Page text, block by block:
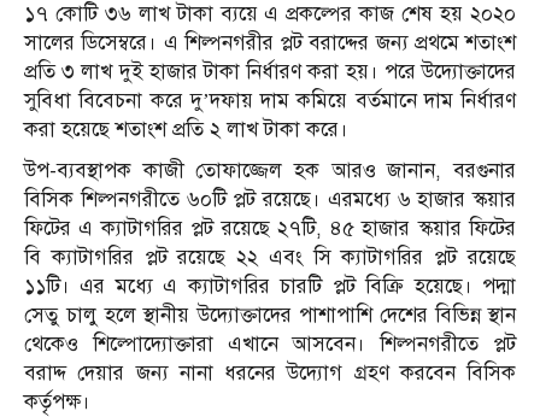
১৭ কোটি ৩৬ লাখ টাকা ব্যয়ে এ প্রকল্পের কাজ শেষ হয় ২০২০
সালের ডিসেম্বরে। এ শিল্পনগরীর প্লট বরাদ্দের জন্য প্রথমে শতাংশ
প্রতি ৩ লাখ দুই হাজার টাকা নির্ধারণ করা হয়। পরে উদ্যোক্তাদের
সুবিধা বিবেচনা করে দু’দফায় দাম কমিয়ে বর্তমানে দাম নির্ধারণ
করা হয়েছে শতাংশ প্রতি ২ লাখ টাকা করে।
উপ-ব্যবস্থাপক কাজী তোফাজ্জেল হক আরও জানান, বরগুনার
বিসিক শিল্পনগরীতে ৬০টি প্লট রয়েছে। এরমধ্যে ৬ হাজার স্কয়ার
ফিটের এ ক্যাটাগরির প্লট রয়েছে ২৭টি, ৪৫ হাজার স্কয়ার ফিটের
বি ক্যাটাগরির প্লট রয়েছে ২২ এবং সি ক্যাটাগরির প্লট রয়েছে
১১টি। এর মধ্যে এ ক্যাটাগরির চারটি প্লট বিক্রি হয়েছে। পদ্মা
সেতু চালু হলে স্থানীয় উদ্যোক্তাদের পাশাপাশি দেশের বিভিন্ন স্থান
থেকেও শিল্পোদ্যোক্তারা এখানে আসবেন। শিল্পনগরীতে প্লট
বরাদ্দ দেয়ার জন্য নানা ধরনের উদ্যোগ গ্রহণ করবেন বিসিক
কর্তৃপক্ষ।